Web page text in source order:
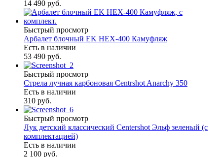
14 490 руб.
Быстрый просмотр
Арбалет блочный EK HEX-400 Камуфляж
Есть в наличии
53 490 руб.
Быстрый просмотр
Стрела лучная карбоновая Centrshot Anarchy 350
Есть в наличии
310 руб.
Быстрый просмотр
Лук детский классический Centershot Эльф зеленый (с
комплектацией)
Есть в наличии
2 100 руб.